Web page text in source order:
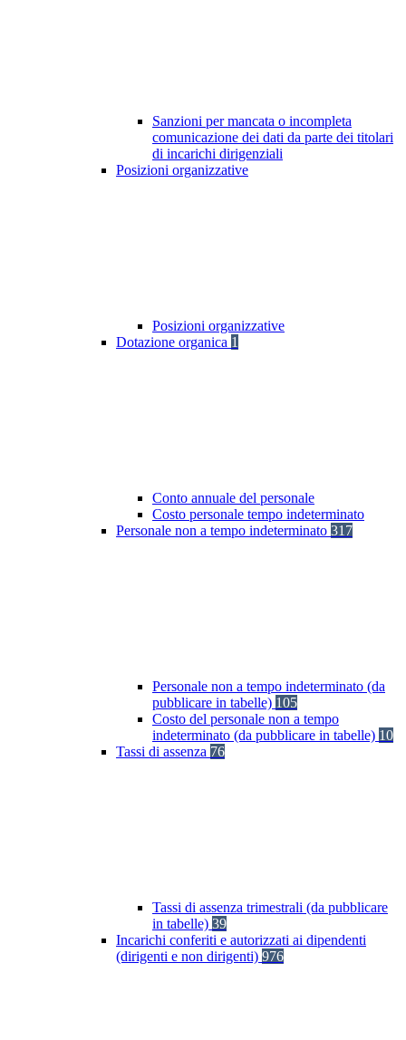
Sanzioni per mancata o incompleta
comunicazione dei dati da parte dei titolari
di incarichi dirigenziali
Posizioni organizzative
Posizioni organizzative
Dotazione organica 1
Conto annuale del personale
Costo personale tempo indeterminato
Personale non a tempo indeterminato 317
Personale non a tempo indeterminato (da
pubblicare in tabelle) 105
Costo del personale non a tempo
indeterminato (da pubblicare in tabelle) 10
Tassi di assenza 76
Tassi di assenza trimestrali (da pubblicare
in tabelle) 39
Incarichi conferiti e autorizzati ai dipendenti
(dirigenti e non dirigenti) 976